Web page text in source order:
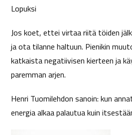
Lopuksi
Jos koet, ettei virtaa riitä töiden
ja ota tilanne haltuun. Pienikin
katkaista negatiivisen kierteen ja
paremman arjen.
Henri Tuomilehdon sanoin: kun
energia alkaa palautua kuin